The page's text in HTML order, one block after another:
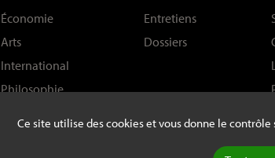
Ce site utilise des cookies et vous donne le
Économie
Arts
International
Philosophie
Entretiens
Dossiers